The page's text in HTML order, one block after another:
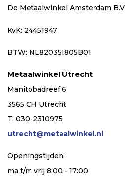
De Metaalwinkel Amsterdam B.V
KvK: 24451947
BTW: NL820351805B01
Metaalwinkel Utrecht
Manitobadreef 6
3565 CH Utrecht
T: 030-2310975
utrecht@metaalwinkel.nl
Openingstijden:
ma t/m vrij 8:00 - 17:00